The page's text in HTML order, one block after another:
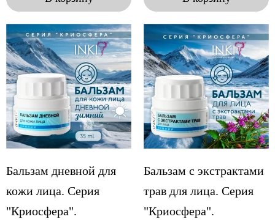
Бальзам дневной для
кожи лица. Серия
"Криосфера".
Бальзам с экстрактами
трав для лица. Серия
"Криосфера".